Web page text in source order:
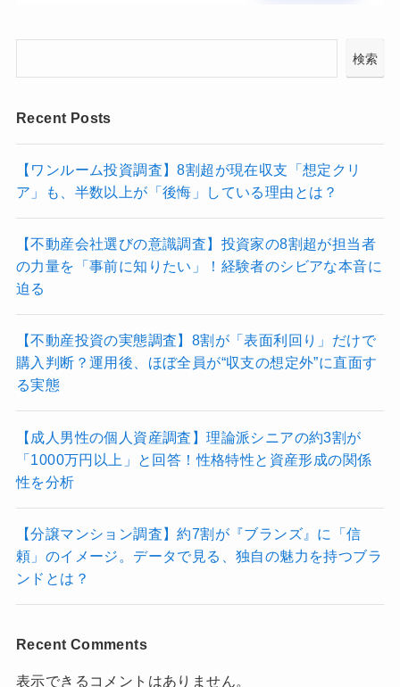
検索
Recent Posts
【ワンルーム投資調査】8割超が現在収支「想定クリ
ア」も、半数以上が「後悔」している理由とは？
【不動産会社選びの意識調査】投資家の8割超が担当者
の力量を「事前に知りたい」！経験者のシビアな本音に
迫る
【不動産投資の実態調査】8割が「表面利回り」だけで
購入判断？運用後、ほぼ全員が“収支の想定外”に直面す
る実態
【成人男性の個人資産調査】理論派シニアの約3割が
「1000万円以上」と回答！性格特性と資産形成の関係
性を分析
【分譲マンション調査】約7割が『ブランズ』に「信
頼」のイメージ。データで見る、独自の魅力を持つブラ
ンドとは？
Recent Comments
表示できるコメントはありません。